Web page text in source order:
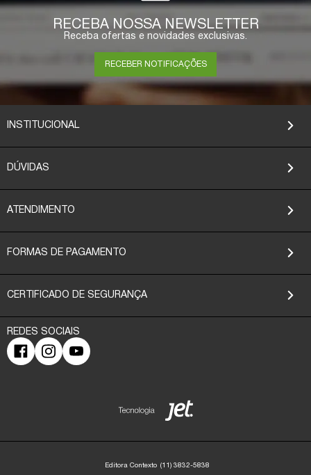
RECEBA NOSSA NEWSLETTER
Receba ofertas e novidades exclusivas.
RECEBER NOTIFICAÇÕES
INSTITUCIONAL
DÚVIDAS
ATENDIMENTO
FORMAS DE PAGAMENTO
CERTIFICADO DE SEGURANÇA
Editora Contexto (11) 3832-5838